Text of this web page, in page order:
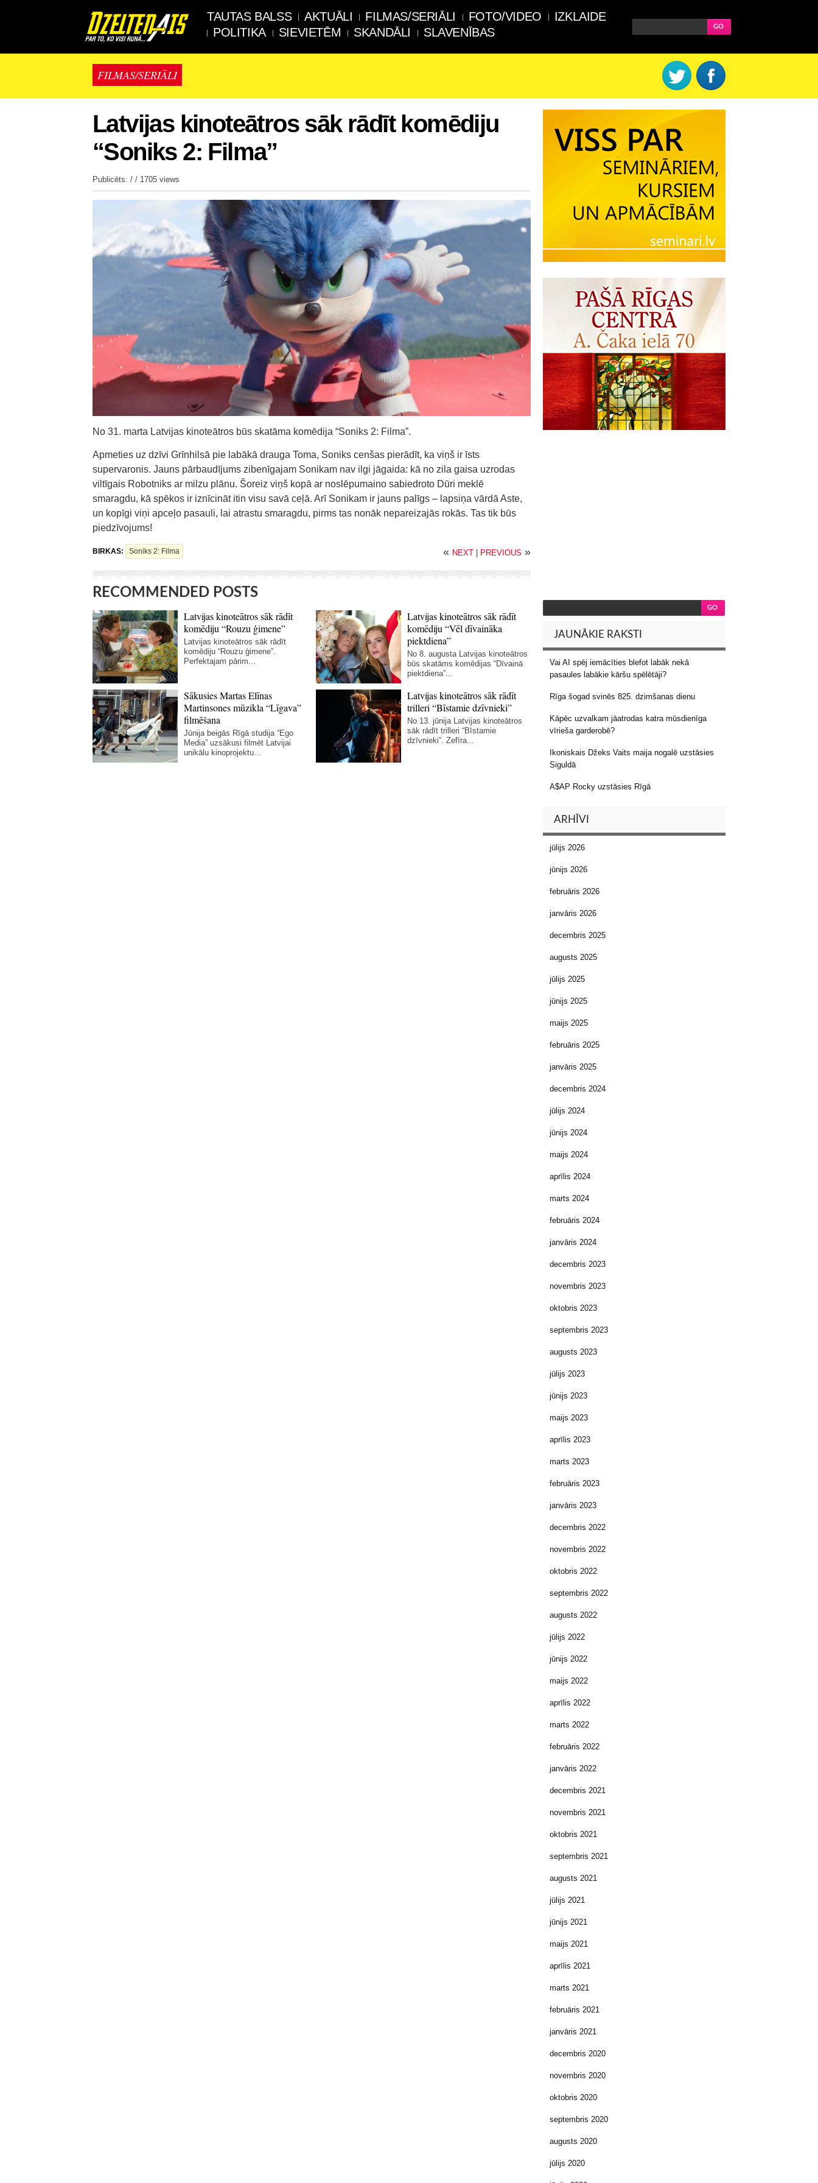
TAUTAS BALSS AKTUĀLI FILMAS/SERIĀLI FOTO/VIDEO
IZKLAIDE
POLITIKA
SIEVIETĒM SKANDĀLI SLAVENĪBAS
FILMAS/SERIĀLI
Latvijas kinoteātros sāk rādīt komēdiju
“Soniks 2: Filma”
Publicēts: / / 1705 views
No 31. marta Latvijas kinoteātros būs skatāma komēdija “Soniks 2: Filma”.
Apmeties uz dzīvi Grīnhilsā pie labākā drauga Toma, Soniks cenšas pierādīt, ka viņš ir īsts
supervaronis. Jauns pārbaudījums zibenīgajam Sonikam nav ilgi jāgaida: kā no zila gaisa uzrodas
viltīgais Robotniks ar milzu plānu. Šoreiz viņš kopā ar noslēpumaino sabiedroto Dūri meklē
smaragdu, kā spēkos ir iznīcināt itin visu savā ceļā. Arī Sonikam ir jauns palīgs – lapsiņa vārdā Aste,
un kopīgi viņi apceļo pasauli, lai atrastu smaragdu, pirms tas nonāk nepareizajās rokās. Tas tik būs
piedzīvojums!
BIRKAS: Soniks 2: Filma « NEXT PREVIOUS »
RECOMMENDED POSTS
Latvijas kinoteātros sāk rādīt
komēdiju “Rouzu ģimene”
Latvijas kinoteātros sāk rādīt
komēdiju “Rouzu ģimene”.
Perfektajam pārim...
Latvijas kinoteātros sāk rādīt
komēdiju “Vēl dīvaināka
piektdiena”
No 8. augusta Latvijas kinoteātros
būs skatāms komēdijas “Dīvainā
piektdiena”...
Sākusies Martas Elīnas
Martinsones mūzikla “Līgava”
filmēšana
Jūnija beigās Rīgā studija “Ego
Media” uzsākusi filmēt Latvijai
unikālu kinoprojektu...
Latvijas kinoteātros sāk rādīt
trilleri “Bīstamie dzīvnieki”
No 13. jūnija Latvijas kinoteātros
sāk rādīt trilleri “Bīstamie
dzīvnieki”. Zefīra...
JAUNĀKIE RAKSTI
Vai AI spēj iemācīties blefot labāk nekā
pasaules labākie kāršu spēlētāji?
Rīga šogad svinēs 825. dzimšanas dienu
Kāpēc uzvalkam jāatrodas katra mūsdienīga
vīrieša garderobē?
Ikoniskais Džeks Vaits maija nogalē uzstāsies
Siguldā
A$AP Rocky uzstāsies Rīgā
ARHĪVI
jūlijs 2026
jūnijs 2026
februāris 2026
janvāris 2026
decembris 2025
augusts 2025
jūlijs 2025
jūnijs 2025
maijs 2025
februāris 2025
janvāris 2025
decembris 2024
jūlijs 2024
jūnijs 2024
maijs 2024
aprīlis 2024
marts 2024
februāris 2024
janvāris 2024
decembris 2023
novembris 2023
oktobris 2023
septembris 2023
augusts 2023
jūlijs 2023
jūnijs 2023
maijs 2023
aprīlis 2023
marts 2023
februāris 2023
janvāris 2023
decembris 2022
novembris 2022
oktobris 2022
septembris 2022
augusts 2022
jūlijs 2022
jūnijs 2022
maijs 2022
aprīlis 2022
marts 2022
februāris 2022
janvāris 2022
decembris 2021
novembris 2021
oktobris 2021
septembris 2021
augusts 2021
jūlijs 2021
jūnijs 2021
maijs 2021
aprīlis 2021
marts 2021
februāris 2021
janvāris 2021
decembris 2020
novembris 2020
oktobris 2020
septembris 2020
augusts 2020
jūlijs 2020